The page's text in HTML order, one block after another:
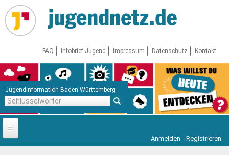
Direkt
zum
Inhalt
FAQ Infobrief Jugend Impressum Datenschutz Kontakt
Jugendinformation Baden-Württemberg
Startseite
Anmelden Registrieren